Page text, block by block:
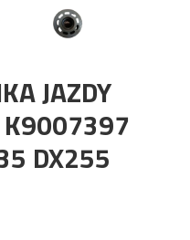
JAZDY
K9007397
DX255